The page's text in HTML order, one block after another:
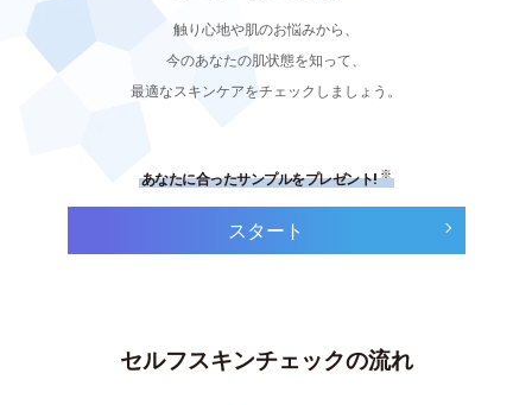
触り心地や肌のお悩みから、
今のあなたの肌状態を知って、
最適なスキンケアをチェックしましょう。
あなたに合ったサンプルをプレゼント! ※
スタート
セルフスキンチェックの流れ